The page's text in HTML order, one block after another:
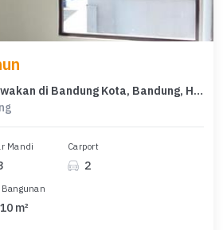
Rumah Minimalis Disewakan di Bandung Kota, Bandung, Harga Ekonomis
Mandi Carport
2
Bangunan
m²